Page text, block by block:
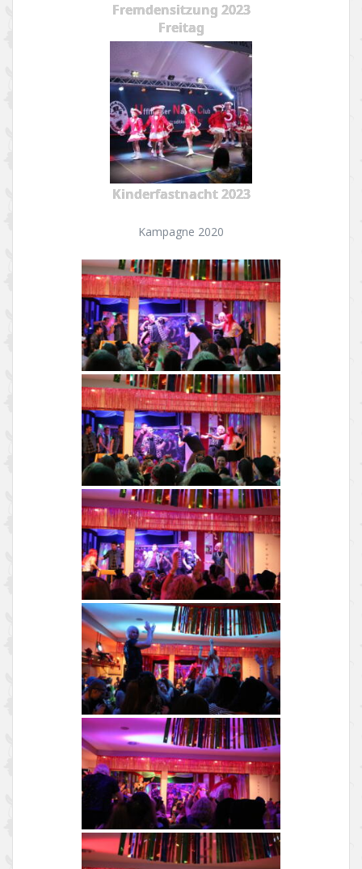
Fremdensitzung 2023
Freitag
Kinderfastnacht 2023
Kampagne 2020